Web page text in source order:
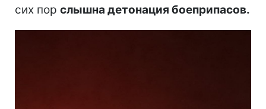
сих пор слышна детонация боеприпасов.